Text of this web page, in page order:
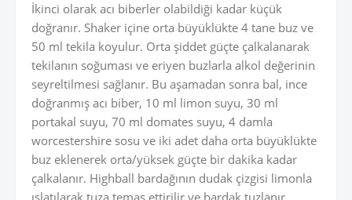
İkinci olarak acı biberler olabildiği kadar küçük
doğranır. Shaker içine orta büyüklükte 4 tane buz ve
50 ml tekila koyulur. Orta şiddet güçte çalkalanarak
tekilanın soğuması ve eriyen buzlarla alkol değerinin
seyreltilmesi sağlanır. Bu aşamadan sonra bal, ince
doğranmış acı biber, 10 ml limon suyu, 30 ml
portakal suyu, 70 ml domates suyu, 4 damla
worcestershire sosu ve iki adet daha orta büyüklükte
buz eklenerek orta/yüksek güçte bir dakika kadar
çalkalanır. Highball bardağının dudak çizgisi limonla
ıslatılarak tuza temas ettirilir ve bardak tuzlanır.